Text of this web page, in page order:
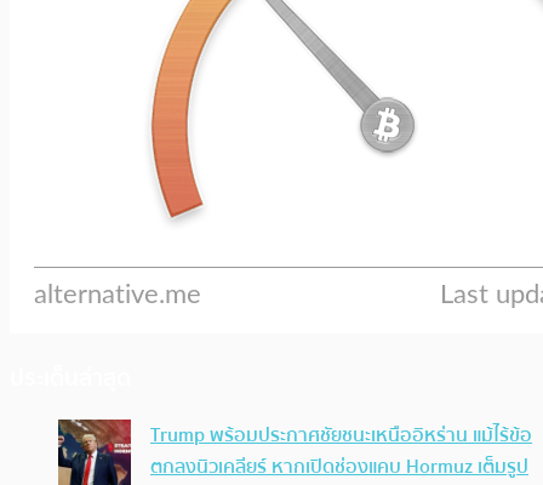
Trump พร้อมประกาศชัยชนะเหนืออิหร่าน แม้ไร้ข้อ
ตกลงนิวเคลียร์ หากเปิดช่องแคบ Hormuz เต็มรูป